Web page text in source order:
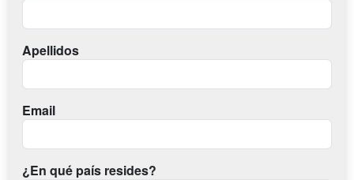
Apellidos
Email
¿En qué país resides?